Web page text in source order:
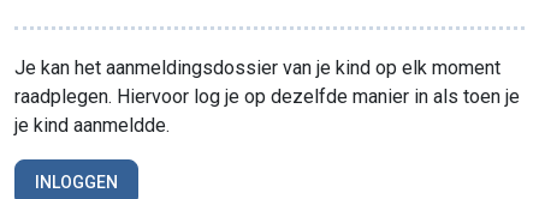
Je kan het aanmeldingsdossier van je kind op elk moment
raadplegen. Hiervoor log je op dezelfde manier in als toen je
je kind aanmeldde.
INLOGGEN